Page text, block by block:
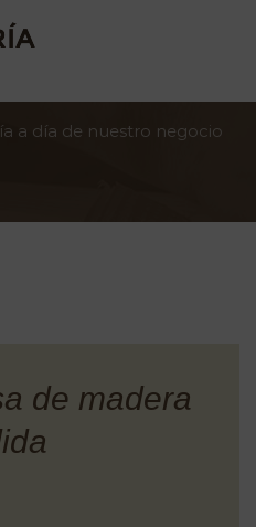
a día de nuestro negocio
de madera